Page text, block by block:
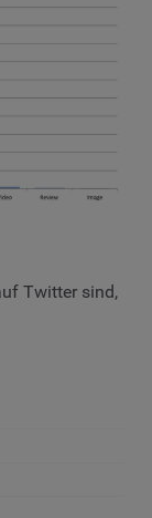
Twitter sind,